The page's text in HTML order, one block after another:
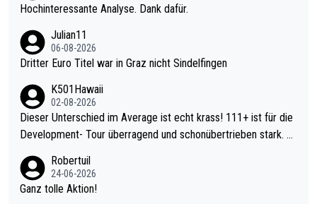
Hochinteressante Analyse. Dank dafür.
Julian11
06-08-2026
Dritter Euro Titel war in Graz nicht Sindelfingen
K501Hawaii
02-08-2026
Dieser Unterschied im Average ist echt krass! 111+ ist für die
Development- Tour überragend und schonübertrieben stark. U
mal 40+ erst recht. Da gewinnst keinen Blumentopf - ist ja noc
h krasser wie ein Pokalspiel eines Kreisligisten vs einem Bund
Robertuil
24-06-2026
Ganz tolle Aktion!